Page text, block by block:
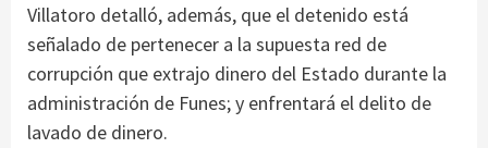
Villatoro detalló, además, que el detenido está
señalado de pertenecer a la supuesta red de
corrupción que extrajo dinero del Estado durante la
administración de Funes; y enfrentará el delito de
lavado de dinero.